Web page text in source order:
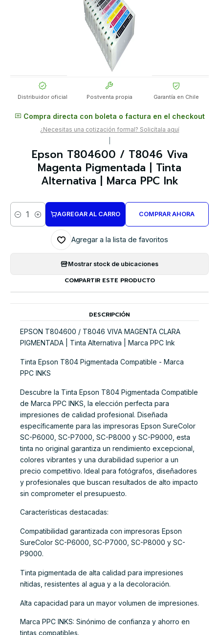
Distribuidor oficial Postventa propia Garantía en Chile
Compra directa con boleta o factura en el checkout
¿Necesitas una cotización formal? Solicítala aquí
Epson T804600 / T8046 Viva
Magenta Pigmentada | Tinta
Alternativa | Marca PPC Ink
Cantidad
AGREGAR AL CARRO COMPRAR AHORA
Agregar a la lista de favoritos
Mostrar stock de ubicaciones
COMPARTIR ESTE PRODUCTO
DESCRIPCIÓN
EPSON T804600 / T8046 VIVA MAGENTA CLARA
PIGMENTADA | Tinta Alternativa | Marca PPC Ink
Tinta Epson T804 Pigmentada Compatible - Marca
PPC INKS
Descubre la Tinta Epson T804 Pigmentada Compatible
de Marca PPC INKS, la elección perfecta para
impresiones de calidad profesional. Diseñada
específicamente para las impresoras Epson SureColor
SC-P6000, SC-P7000, SC-P8000 y SC-P9000, esta
tinta no original garantiza un rendimiento excepcional,
colores vibrantes y una durabilidad superior a un
precio competitivo. Ideal para fotógrafos, diseñadores
y profesionales que buscan resultados de alto impacto
sin comprometer el presupuesto.
Características destacadas:
Compatibilidad garantizada con impresoras Epson
SureColor SC-P6000, SC-P7000, SC-P8000 y SC-
P9000.
Tinta pigmentada de alta calidad para impresiones
nítidas, resistentes al agua y a la decoloración.
Alta capacidad para un mayor volumen de impresiones.
Marca PPC INKS: Sinónimo de confianza y ahorro en
tintas compatibles.